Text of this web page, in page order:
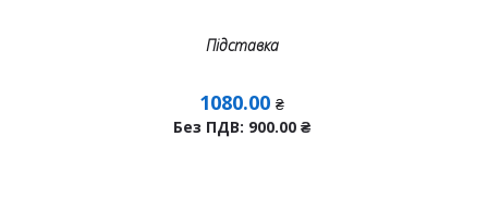
Підставка
1080.00 ₴
Без ПДВ: 900.00 ₴